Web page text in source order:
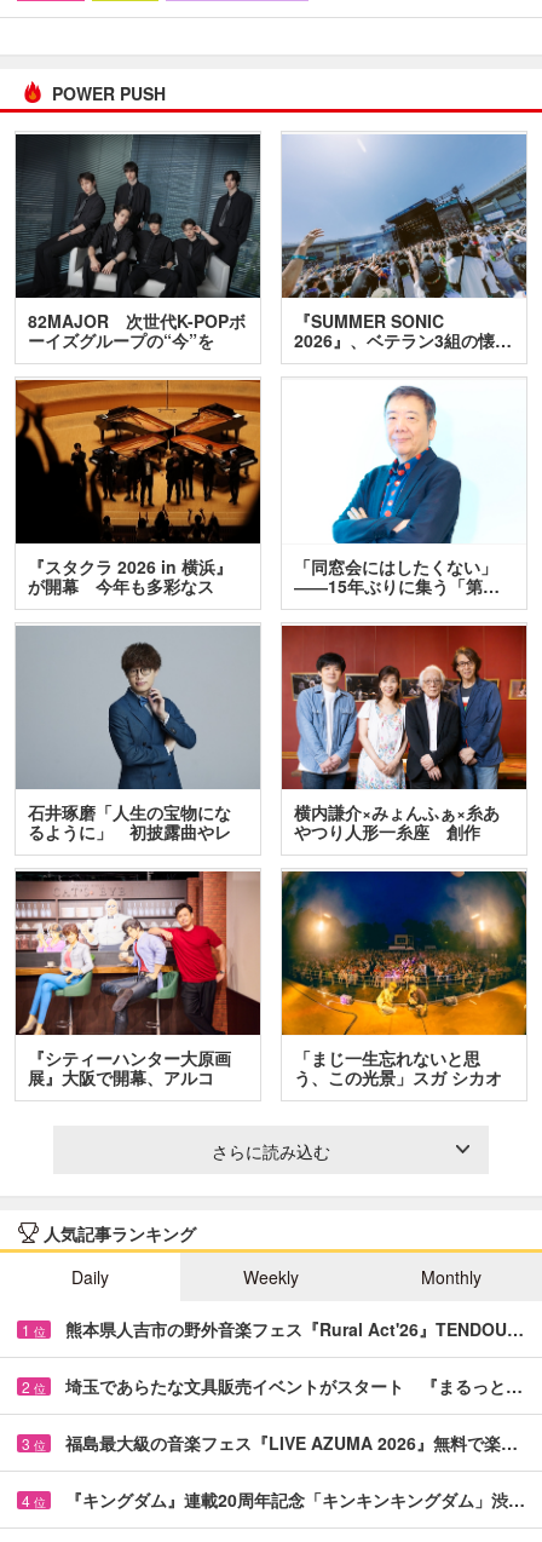
POWER PUSH
82MAJOR 次世代K-POPボ
ーイズグループの“今”を
訊…
『SUMMER SONIC
2026』、ベテラン3組の懐…
『スタクラ 2026 in 横浜』
が開幕 今年も多彩なス
テ…
「同窓会にはしたくない」
――15年ぶりに集う「第…
石井琢磨「人生の宝物にな
るように」 初披露曲やレ
ア…
横内謙介×みょんふぁ×糸あ
やつり人形一糸座 創作
人…
『シティーハンター大原画
展』大阪で開幕、アルコ
＆…
「まじ一生忘れないと思
う、この光景」スガ シカオ
と…
さらに読み込む
人気記事ランキング
Daily
Weekly Monthly
1 位 熊本県人吉市の野外音楽フェス『Rural Act'26』TENDOU…
2 位 埼玉であらたな文具販売イベントがスタート 『まるっと…
3 位 福島最大級の音楽フェス『LIVE AZUMA 2026』無料で楽…
4 位 『キングダム』連載20周年記念「キンキンキングダム」渋…